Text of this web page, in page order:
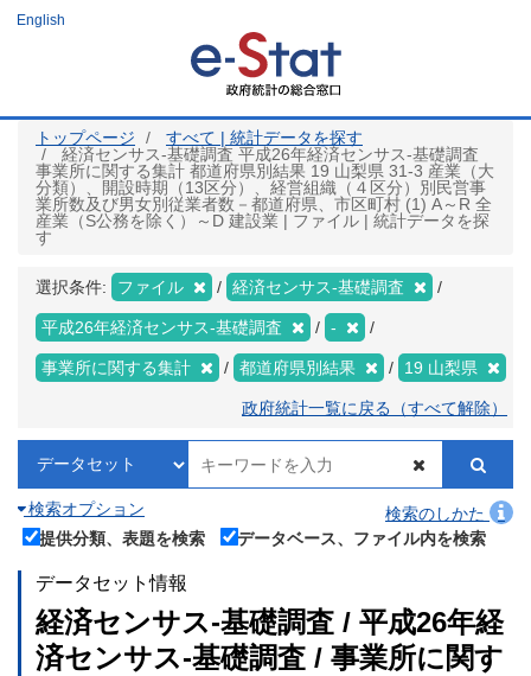
ツ
English
トップページ
すべて | 統計データを探す
経済センサス‐基礎調査 平成26年経済センサス‐基礎調査
事業所に関する集計 都道府県別結果 19 山梨県 31-3 産業（大
分類）、開設時期（13区分）、経営組織（４区分）別民営事
業所数及び男女別従業者数－都道府県、市区町村 (1) A～R 全
産業（S公務を除く）～D 建設業 | ファイル | 統計データを探
す
選択条件: ファイル 経済センサス‐基礎調査
平成26年経済センサス‐基礎調査 -
事業所に関する集計 都道府県別結果 19 山梨県
政府統計一覧に戻る（すべて解除）
検索オプション
検索のしかた
提供分類、表題を検索
データベース、ファイル内を検索
データセット情報
経済センサス‐基礎調査 / 平成26年経
済センサス‐基礎調査 / 事業所に関す